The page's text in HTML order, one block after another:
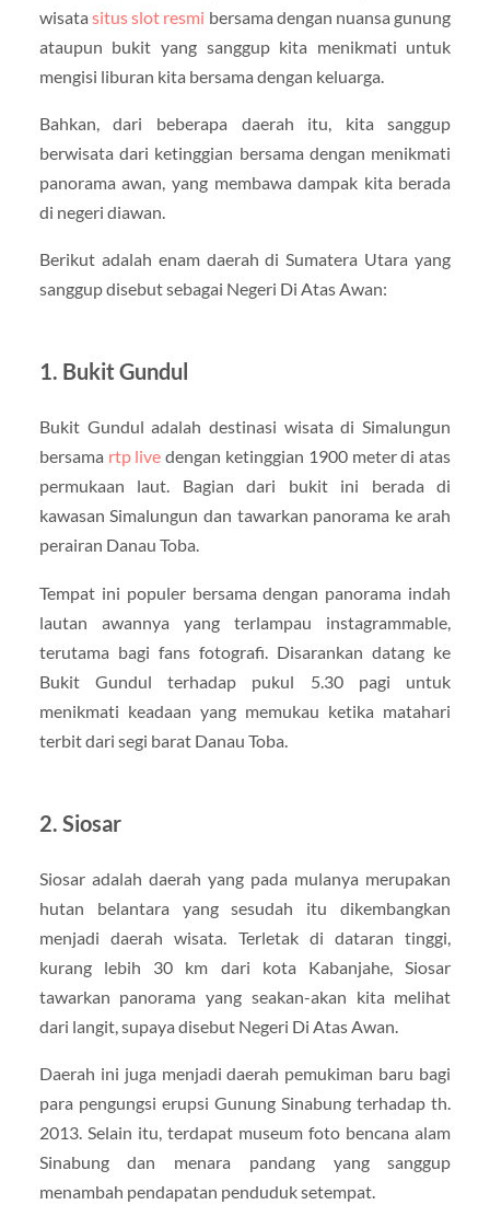
wisatasitus slot resmi bersama dengan nuansa gunung
ataupun bukit yang sanggup kita menikmati untuk
mengisi liburan kita bersama dengan keluarga.
Bahkan, dari beberapa daerah itu, kita sanggup
berwisata dari ketinggian bersama dengan menikmati
panorama awan, yang membawa dampak kita berada
di negeri diawan.
Berikut adalah enam daerah di Sumatera Utara yang
sanggup disebut sebagai Negeri Di Atas Awan:
1. Bukit Gundul
Bukit Gundul adalah destinasi wisata di Simalungun
bersama rtp live dengan ketinggian 1900 meter di atas
permukaan laut. Bagian dari bukit ini berada di
kawasan Simalungun dan tawarkan panorama ke arah
perairan Danau Toba.
Tempat ini populer bersama dengan panorama indah
lautan awannya yang terlampau instagrammable,
terutama bagi fans fotografi. Disarankan datang ke
Bukit Gundul terhadap pukul 5.30 pagi untuk
menikmati keadaan yang memukau ketika matahari
terbit dari segi barat Danau Toba.
2. Siosar
Siosar adalah daerah yang pada mulanya merupakan
hutan belantara yang sesudah itu dikembangkan
menjadi daerah wisata. Terletak di dataran tinggi,
kurang lebih 30 km dari kota Kabanjahe, Siosar
tawarkan panorama yang seakan-akan kita melihat
dari langit, supaya disebut Negeri Di Atas Awan.
Daerah ini juga menjadi daerah pemukiman baru bagi
para pengungsi erupsi Gunung Sinabung terhadap th.
2013. Selain itu, terdapat museum foto bencana alam
Sinabung dan menara pandang yang sanggup
menambah pendapatan penduduk setempat.